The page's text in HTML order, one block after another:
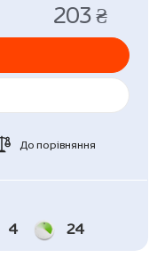
203 ₴
До порівняння
4 24